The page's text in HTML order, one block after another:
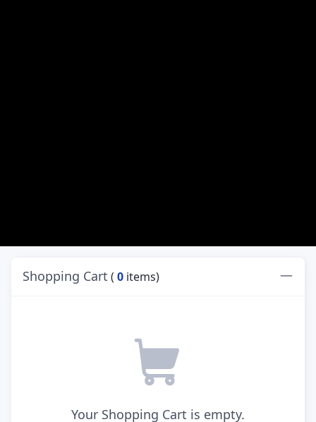
Shopping Cart ( 0 items)
Your Shopping Cart is empty.